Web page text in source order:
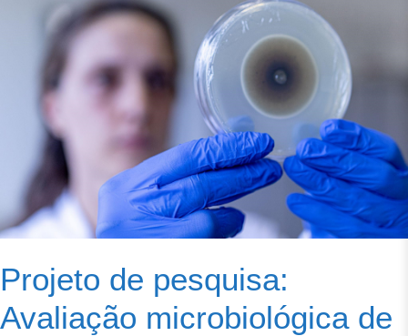
Projeto de pesquisa:
Avaliação microbiológica de